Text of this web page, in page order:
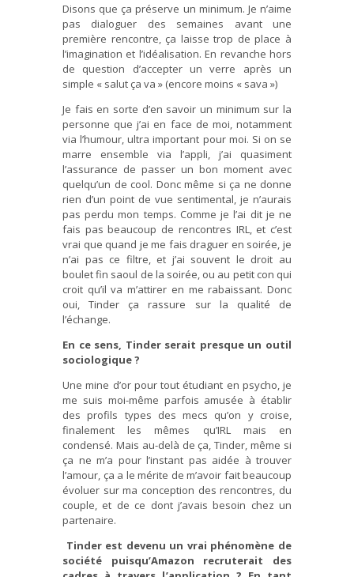
Disons que ça préserve un minimum. Je n’aime
pas dialoguer des semaines avant une
première rencontre, ça laisse trop de place à
l’imagination et l’idéalisation. En revanche hors
de question d’accepter un verre après un
simple « salut ça va » (encore moins « sava »)
Je fais en sorte d’en savoir un minimum sur la
personne que j’ai en face de moi, notamment
via l’humour, ultra important pour moi. Si on se
marre ensemble via l’appli, j’ai quasiment
l’assurance de passer un bon moment avec
quelqu’un de cool. Donc même si ça ne donne
rien d’un point de vue sentimental, je n’aurais
pas perdu mon temps. Comme je l’ai dit je ne
fais pas beaucoup de rencontres IRL, et c’est
vrai que quand je me fais draguer en soirée, je
n’ai pas ce filtre, et j’ai souvent le droit au
boulet fin saoul de la soirée, ou au petit con qui
croit qu’il va m’attirer en me rabaissant. Donc
oui, Tinder ça rassure sur la qualité de
l’échange.
En ce sens, Tinder serait presque un outil
sociologique ?
Une mine d’or pour tout étudiant en psycho, je
me suis moi-même parfois amusée à établir
des profils types des mecs qu’on y croise,
finalement les mêmes qu’IRL mais en
condensé. Mais au-delà de ça, Tinder, même si
ça ne m’a pour l’instant pas aidée à trouver
l’amour, ça a le mérite de m’avoir fait beaucoup
évoluer sur ma conception des rencontres, du
couple, et de ce dont j’avais besoin chez un
partenaire.
Tinder est devenu un vrai phénomène de
société puisqu’Amazon recruterait des